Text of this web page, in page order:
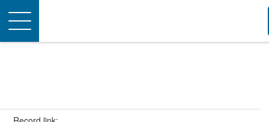
Toggle
navigation